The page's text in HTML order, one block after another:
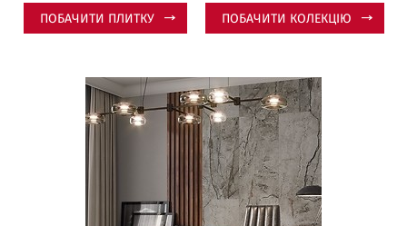
ПОБАЧИТИ ПЛИТКУ ПОБАЧИТИ КОЛЕКЦІЮ